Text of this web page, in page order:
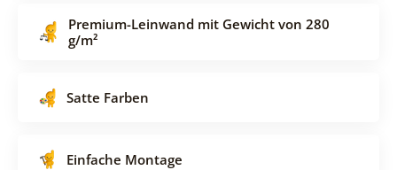
Premium-Leinwand mit Gewicht von 280
g/m²
Satte Farben
Einfache Montage